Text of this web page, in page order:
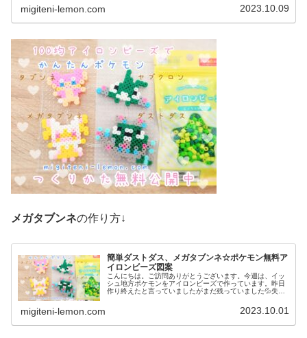
migiteni-lemon.com 2023.10.09
メガタブンネの作り方↓
簡単ダストダス、メガタブンネ☆ポケモン無料ア
イロンビーズ図案
こんにちは。ご訪問ありがとうございます。今週は、イッ
シュ地方ポケモンをアイロンビーズで作っています。昨日
作り終えたと言っていましたがまだ残っていました💦失礼
migiteni-lemon.com 2023.10.01